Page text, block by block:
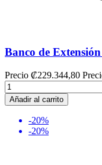
Banco de
Precio ₡229.344,80
Añadir al carrito
-20%
-20%